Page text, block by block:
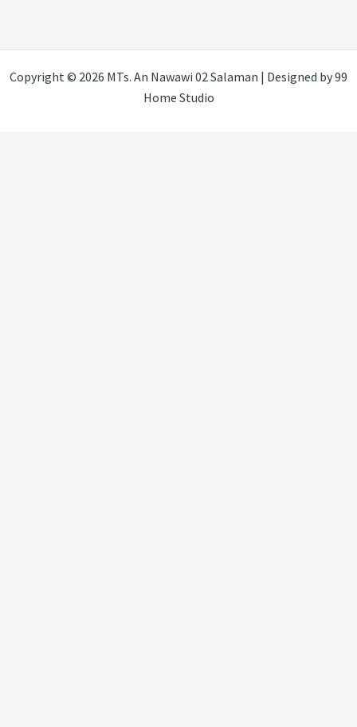
Copyright © 2026 MTs. An Nawawi 02 Salaman | Designed by 99
Home Studio